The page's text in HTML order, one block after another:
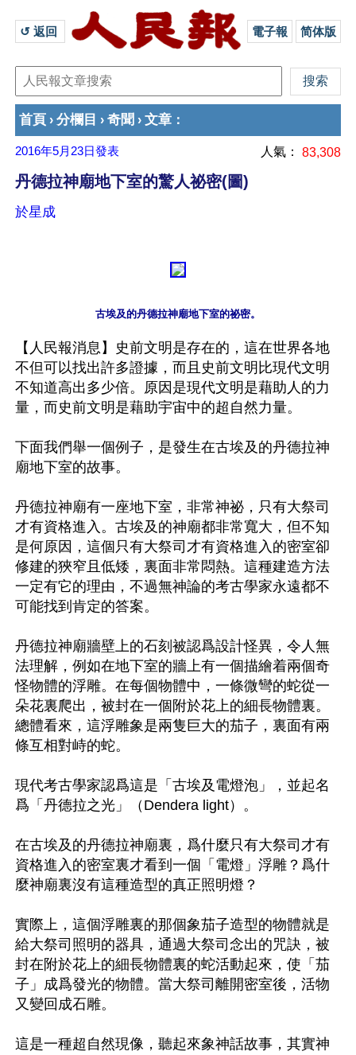
↺ 返回 電子報 简体版
首頁 › 分欄目 › 奇聞 › 文章 ：
2016年5月23日發表 人氣： 83,308
丹德拉神廟地下室的驚人祕密(圖)
於星成
古埃及的丹德拉神廟地下室的祕密。
【人民報消息】史前文明是存在的，這在世界各地
不但可以找出許多證據，而且史前文明比現代文明
不知道高出多少倍。原因是現代文明是藉助人的力
量，而史前文明是藉助宇宙中的超自然力量。
下面我們舉一個例子，是發生在古埃及的丹德拉神
廟地下室的故事。
丹德拉神廟有一座地下室，非常神祕，只有大祭司
才有資格進入。古埃及的神廟都非常寬大，但不知
是何原因，這個只有大祭司才有資格進入的密室卻
修建的狹窄且低矮，裏面非常悶熱。這種建造方法
一定有它的理由，不過無神論的考古學家永遠都不
可能找到肯定的答案。
丹德拉神廟牆壁上的石刻被認爲設計怪異，令人無
法理解，例如在地下室的牆上有一個描繪着兩個奇
怪物體的浮雕。在每個物體中，一條微彎的蛇從一
朵花裏爬出，被封在一個附於花上的細長物體裏。
總體看來，這浮雕象是兩隻巨大的茄子，裏面有兩
條互相對峙的蛇。
現代考古學家認爲這是「古埃及電燈泡」，並起名
爲「丹德拉之光」（Dendera light）。
在古埃及的丹德拉神廟裏，爲什麼只有大祭司才有
資格進入的密室裏才看到一個「電燈」浮雕？爲什
麼神廟裏沒有這種造型的真正照明燈？
實際上，這個浮雕裏的那個象茄子造型的物體就是
給大祭司照明的器具，通過大祭司念出的咒訣，被
封在附於花上的細長物體裏的蛇活動起來，使「茄
子」成爲發光的物體。當大祭司離開密室後，活物
又變回成石雕。
這是一種超自然現像，聽起來象神話故事，其實神